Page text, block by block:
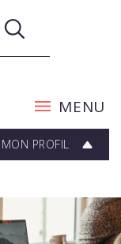
MENU
MON PROFIL